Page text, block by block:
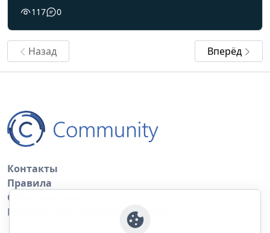
117 0
Назад Вперёд
Контакты
Правила
Обратная связь
Правила копирования материалов